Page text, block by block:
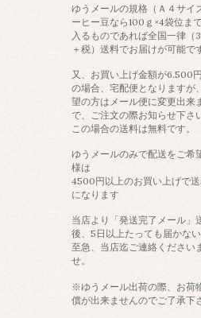
ゆうメールの規格（Ａ４サイ
ーヒー豆なら100ｇ×4袋位ま
入るものであれば全国一律（
＋税）送料でお届けが可能で
又、お買い上げ金額が6.500
の場合、宅配便となりますが
望の方はメール便に変更出来
で、ご注文の際お知らせ下さ
この場合の送料は無料です。
ゆうメールのみで配送をご希
様は
4500円以上のお買い上げで
になります
当店より「発送完了メール」
後、5日以上たっても届かな
至急、当店迄ご連絡ください
せ。
※ゆうメール出荷の際、お荷
償が出来ませんのでご了承下